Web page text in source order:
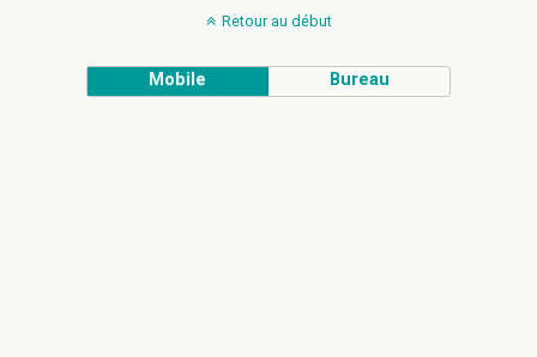
Retour au début
Mobile Bureau